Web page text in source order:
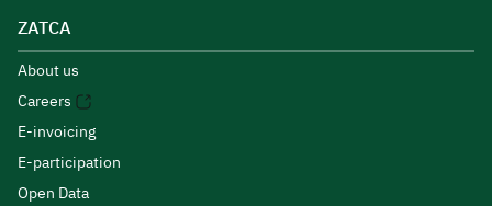
ZATCA
About us
Careers
E-invoicing
E-participation
Open Data